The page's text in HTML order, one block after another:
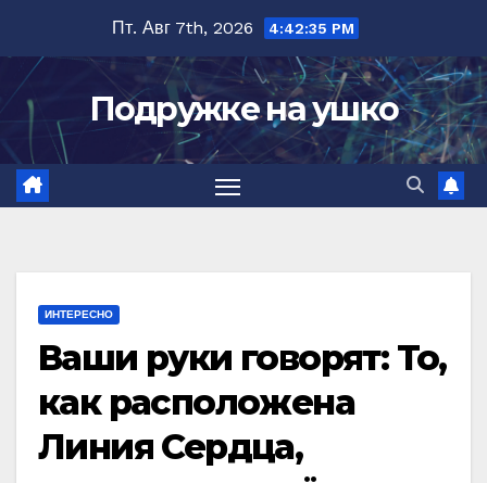
содержимому
Пт. Авг 7th, 2026 4:42:36 PM
Подружке на ушко
ИНТЕРЕСНО
Ваши руки говорят: То,
как расположена
Линия Сердца,